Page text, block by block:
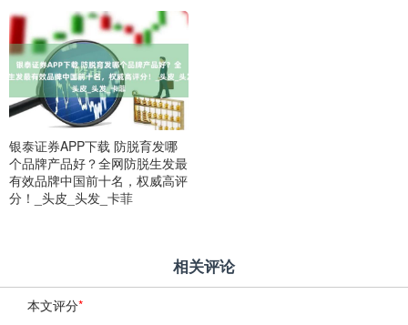
银泰证券APP下载 防脱育发哪
个品牌产品好？全网防脱生发最
有效品牌中国前十名，权威高评
分！_头皮_头发_卡菲
相关评论
本文评分*